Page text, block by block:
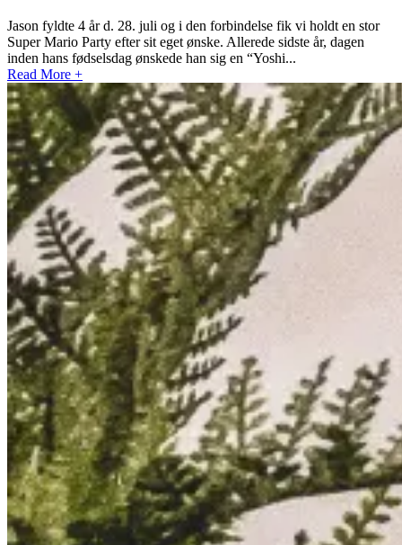
Jason fyldte 4 år d. 28. juli og i den forbindelse fik vi holdt en stor
Super Mario Party efter sit eget ønske. Allerede sidste år, dagen
inden hans fødselsdag ønskede han sig en “Yoshi...
Read More +